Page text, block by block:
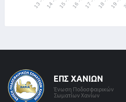
ΕΠΣ ΧΑΝΊΩΝ
Ένωση Ποδοσφαιρικών
Σωματίων Χανίων